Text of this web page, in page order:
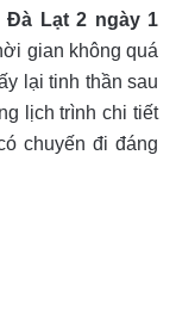
Đà Lạt 2 ngày 1
gian không quá
lại tinh thần sau
lịch trình chi tiết
chuyến đi đáng